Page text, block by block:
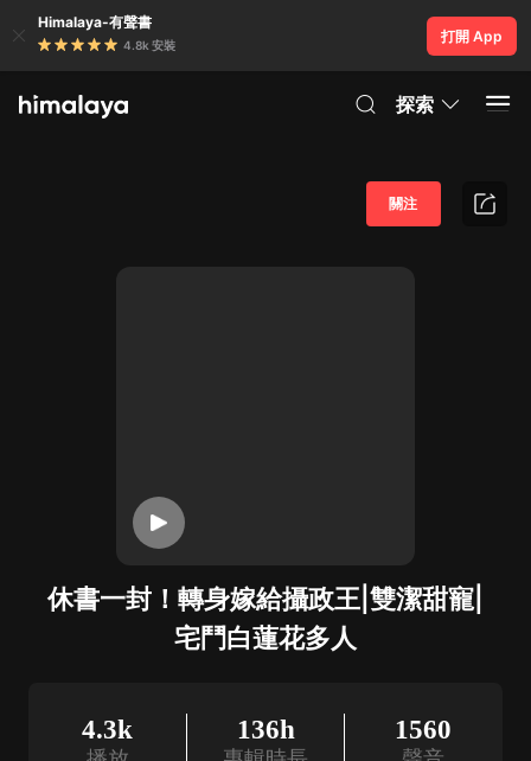
Himalaya-有聲書
4.8k 安裝
打開 App
探索
休書一封！轉身嫁給攝政王|雙潔甜寵|
宅鬥白蓮花多人
關注
4.3k 136h 1560